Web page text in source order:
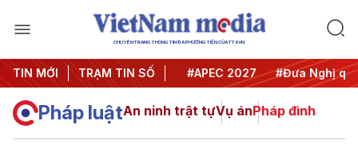
CHUYÊN TRANG THÔNG TIN ĐA PHƯƠNG TIỆN CỦA TTXVN
TIN MỚI TRẠM TIN SỐ
#Hội nghị Trung ương 3 #APEC 2027 #Đưa Nghị
Pháp luậtAn ninh trật tựVụ ánPháp đình